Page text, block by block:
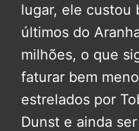
lugar, ele custou
últimos do
milhões, o que
faturar bem
estrelados por
Dunst e ainda